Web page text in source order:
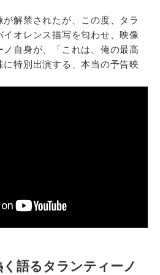
解禁されたが、この度、タラ
オレンス描写を匂わせ、映像
自身が、「これは、俺の最高
特別出演する、本当の予告映
語るタランティーノ